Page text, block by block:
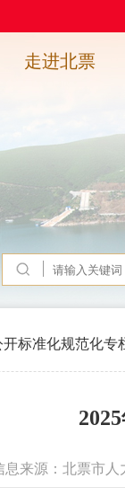
走进北票
开标准化规范化专
息来源：北票市